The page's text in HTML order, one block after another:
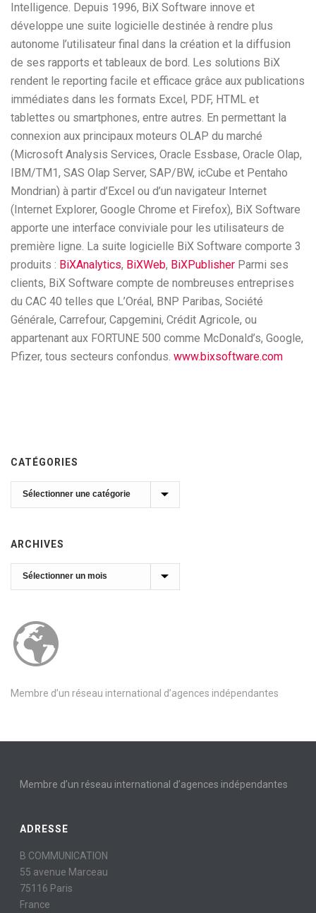
Intelligence. Depuis 1996, BiX Software innove et
développe une suite logicielle destinée à rendre plus
autonome l’utilisateur final dans la création et la diffusion
de ses rapports et tableaux de bord. Les solutions BiX
rendent le reporting facile et efficace grâce aux publications
immédiates dans les formats Excel, PDF, HTML et
tablettes ou smartphones, entre autres. En permettant la
connexion aux principaux moteurs OLAP du marché
(Microsoft Analysis Services, Oracle Essbase, Oracle Olap,
IBM/TM1, SAS Olap Server, SAP/BW, icCube et Pentaho
Mondrian) à partir d’Excel ou d’un navigateur Internet
(Internet Explorer, Google Chrome et Firefox), BiX Software
apporte une interface conviviale pour les utilisateurs de
première ligne. La suite logicielle BiX Software comporte 3
produits : BiXAnalytics, BiXWeb, BiXPublisher Parmi ses
clients, BiX Software compte de nombreuses entreprises
du CAC 40 telles que L’Oréal, BNP Paribas, Société
Générale, Carrefour, Capgemini, Crédit Agricole, ou
appartenant aux FORTUNE 500 comme McDonald’s, Google,
Pfizer, tous secteurs confondus. www.bixsoftware.com
CATÉGORIES
Catégories
ARCHIVES
Archives
Membre d’un réseau international d’agences indépendantes
Membre d’un réseau international d’agences indépendantes
ADRESSE
B COMMUNICATION
55 avenue Marceau
75116 Paris
France